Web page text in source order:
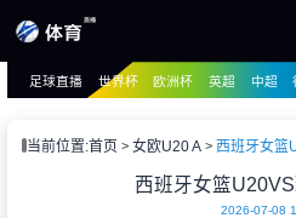
播
足球直播 世界杯 欧洲杯 英超 中超
当前位置:首页 女欧U20 A 西班牙女篮
西班牙女篮
2026-07-08